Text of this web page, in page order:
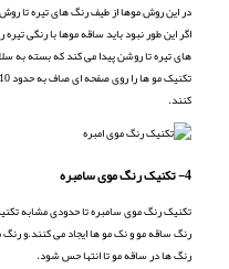
در این روش موها از طیف رنگ های تیره تا
اگر این طور نبود باید ساقه موها با رنگی
های تیره تا روشن پیدا می کند که بسته به
کنند.
4- تکنیک رنگ موی سامبره
تکنیک رنگ موی سامبره تا حدودی مشابه
رنگ ساقه مو و نک مو ها ایجاد می کنند.و رنگ
رنگ ها در ساقه مو تا انتها حس شود.